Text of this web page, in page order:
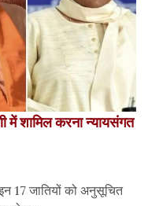
में शामिल करना न्यायसंगत
17 जातियों को अनुसूचित